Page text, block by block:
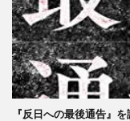
『反日への最後通告』